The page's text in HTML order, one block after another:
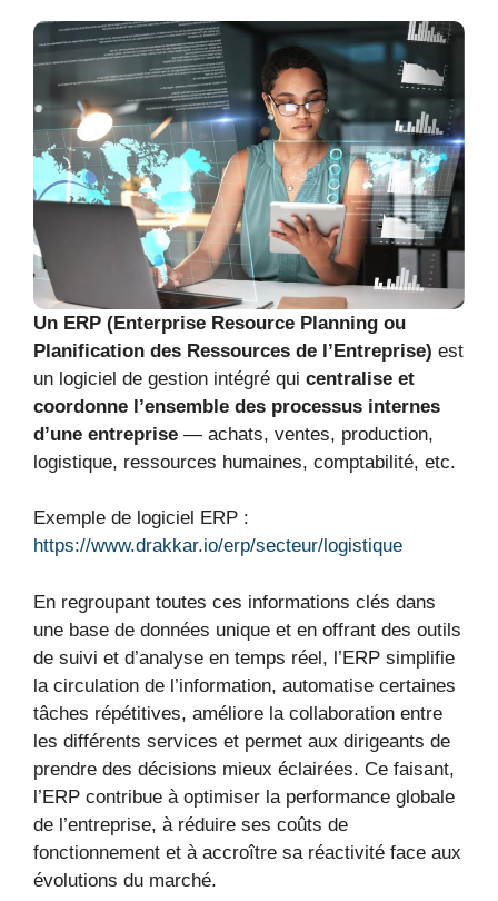
Un ERP (Enterprise Resource Planning ou
Planification des Ressources de l’Entreprise) est
un logiciel de gestion intégré qui centralise et
coordonne l’ensemble des processus internes
d’une entreprise — achats, ventes, production,
logistique, ressources humaines, comptabilité, etc.
Exemple de logiciel ERP :
https://www.drakkar.io/erp/secteur/logistique
En regroupant toutes ces informations clés dans
une base de données unique et en offrant des outils
de suivi et d’analyse en temps réel, l’ERP simplifie
la circulation de l’information, automatise certaines
tâches répétitives, améliore la collaboration entre
les différents services et permet aux dirigeants de
prendre des décisions mieux éclairées. Ce faisant,
l’ERP contribue à optimiser la performance globale
de l’entreprise, à réduire ses coûts de
fonctionnement et à accroître sa réactivité face aux
évolutions du marché.